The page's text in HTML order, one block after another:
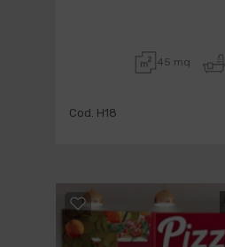
45 mq
Cod. H18